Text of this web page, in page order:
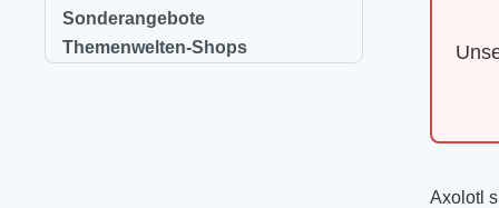
Sonderangebote
Themenwelten-Shops
Axolotl